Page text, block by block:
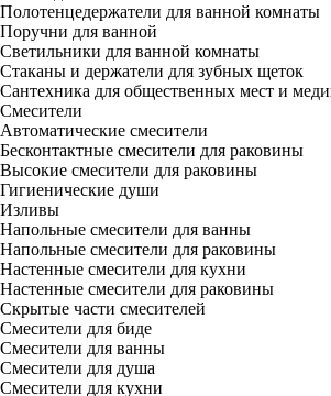
Полотенцедержатели для ванной комнаты
Поручни для ванной
Светильники для ванной комнаты
Стаканы и держатели для зубных щеток
Сантехника для общественных мест и
Смесители
Автоматические смесители
Бесконтактные смесители для раковины
Высокие смесители для раковины
Гигиенические души
Изливы
Напольные смесители для ванны
Напольные смесители для раковины
Настенные смесители для кухни
Настенные смесители для раковины
Скрытые части смесителей
Смесители для биде
Смесители для ванны
Смесители для душа
Смесители для кухни